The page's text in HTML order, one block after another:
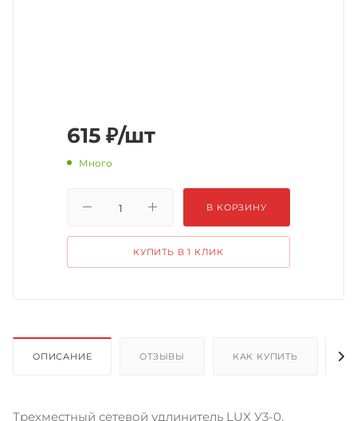
615 ₽/шт
Много
В КОРЗИНУ
КУПИТЬ В 1 КЛИК
ОПИСАНИЕ ОТЗЫВЫ КАК КУПИТЬ
Трехместный сетевой удлинитель LUX У3-0,